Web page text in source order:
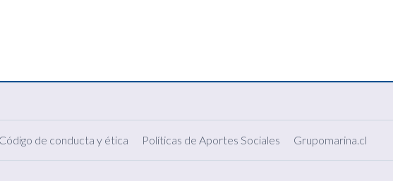
Código de conducta y ética Políticas de Aportes Sociales Grupomarina.cl